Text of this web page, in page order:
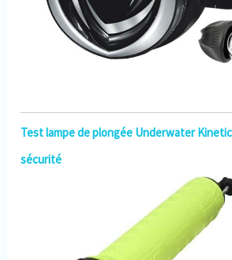
Test lampe de plongée Underwater
sécurité